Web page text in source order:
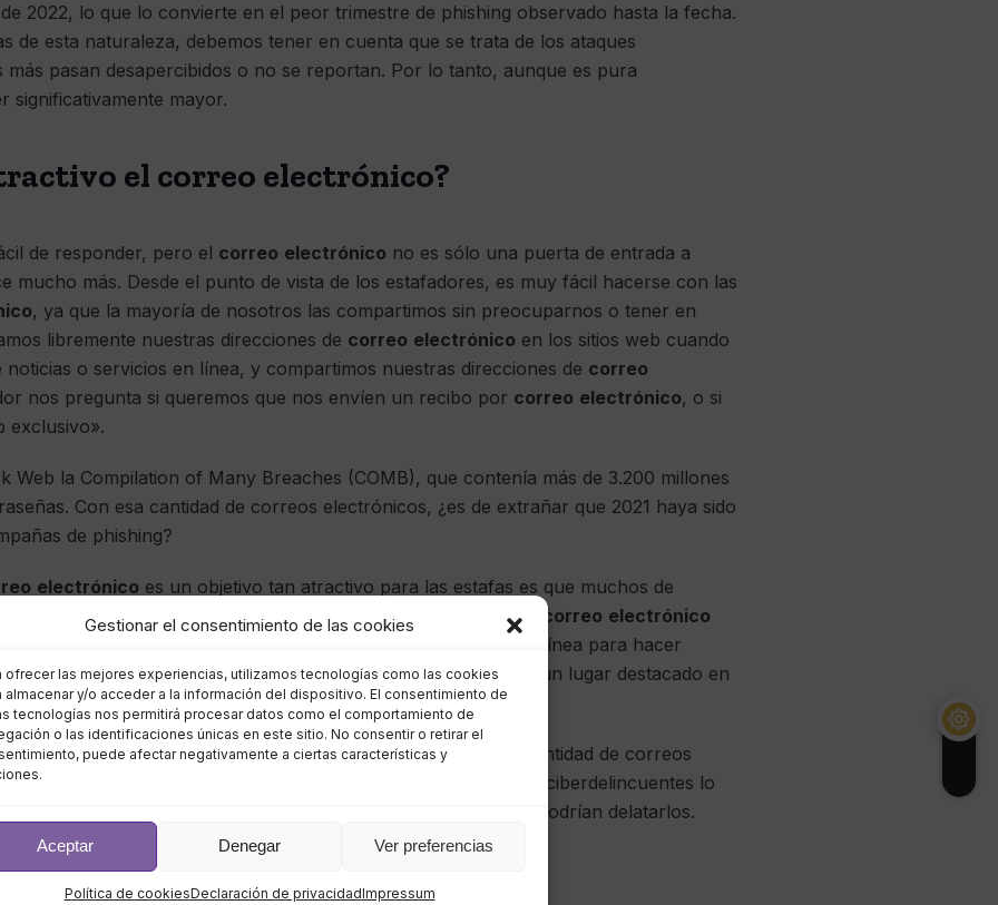
Gestionar el consentimiento de las cookies
ofrecer las mejores experiencias, utilizamos tecnologías como las cookies
almacenar y/o acceder a la información del dispositivo. El consentimiento de
tecnologías nos permitirá procesar datos como el comportamiento de
o las identificaciones únicas en este sitio. No consentir o retirar el
puede afectar negativamente a ciertas características y
Aceptar Denegar Ver preferencias
Política de cookiesDeclaración de privacidadImpressum
2022, lo que lo convierte en el peor trimestre de phishing observado hasta la fecha.
de esta naturaleza, debemos tener en cuenta que se trata de los ataques
pasan desapercibidos o no se reportan. Por lo tanto, aunque es pura
significativamente mayor.
el correo electrónico?
de responder, pero el correo electrónico no es sólo una puerta de entrada a
mucho más. Desde el punto de vista de los estafadores, es muy fácil hacerse con las
, ya que la mayoría de nosotros las compartimos sin preocuparnos o tener en
libremente nuestras direcciones de correo electrónico en los sitios web cuando
o servicios en línea, y compartimos nuestras direcciones de correo
nos pregunta si queremos que nos envíen un recibo por correo electrónico, o si
exclusivo».
Web la Compilation of Many Breaches (COMB), que contenía más de 3.200 millones
Con esa cantidad de correos electrónicos, ¿es de extrañar que 2021 haya sido
de phishing?
electrónico es un objetivo tan atractivo para las estafas es que muchos de
vida por nuestra bandeja de entrada, lo que hace que nuestro
correo electrónico
Usamos nuestro
para registrarnos en línea para hacer
servicios públicos, citas y redes sociales, además de ocupar un lugar destacado en
volumen de correos electrónicos, vale la pena pensar en la cantidad de correos
responder a todos ellos parece ser un desafío constante. Los ciberdelincuentes lo
atención a los detalles del
que podrían delatarlos.
Adelante.